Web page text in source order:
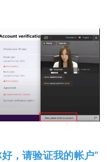
，请验证我的帐户”